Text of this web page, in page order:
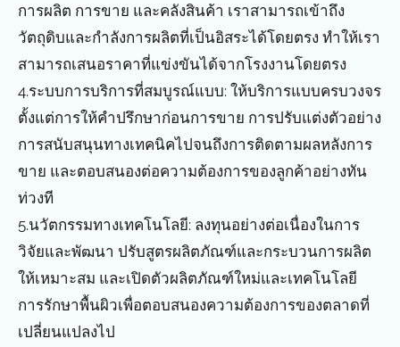
การผลิต การขาย และคลังสินค้า เราสามารถเข้าถึง
วัตถุดิบและกำลังการผลิตที่เป็นอิสระได้โดยตรง ทำให้เรา
สามารถเสนอราคาที่แข่งขันได้จากโรงงานโดยตรง
4.ระบบการบริการที่สมบูรณ์แบบ: ให้บริการแบบครบวงจร
ตั้งแต่การให้คำปรึกษาก่อนการขาย การปรับแต่งตัวอย่าง
การสนับสนุนทางเทคนิคไปจนถึงการติดตามผลหลังการ
ขาย และตอบสนองต่อความต้องการของลูกค้าอย่างทัน
ท่วงที
5.นวัตกรรมทางเทคโนโลยี: ลงทุนอย่างต่อเนื่องในการ
วิจัยและพัฒนา ปรับสูตรผลิตภัณฑ์และกระบวนการผลิต
ให้เหมาะสม และเปิดตัวผลิตภัณฑ์ใหม่และเทคโนโลยี
การรักษาพื้นผิวเพื่อตอบสนองความต้องการของตลาดที่
เปลี่ยนแปลงไป